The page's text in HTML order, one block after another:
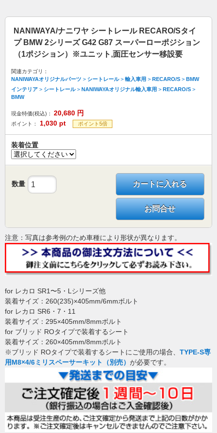
NANIWAYA/ナニワヤ シートレール RECARO/Sタイ
プ BMW 2シリーズ G42 G87 スーパーローポジション
（1ポジション）※ユニット,面圧センサー移設要
関連カテゴリ：
NANIWAYAオリジナルパーツ > シートレール> 輸入車用 > RECARO/S > BMW
インテリア > シートレール> NANIWAYAオリジナル輸入車用 > RECARO/S >
BMW
現金特価(税込)： 20,680 円
ポイント： 1,030 pt ポイント5倍
装着位置
数量 カートに入れる
お問合せ
注意：写真は参考例のため車種により形状が異なります。
for レカロ SR1〜5・Lシリーズ他
装着サイズ：260(235)×405mm/6mmボルト
for レカロ SR6・7・11
装着サイズ：295×405mm/8mmボルト
for ブリッド ROタイプで装着するシート
装着サイズ：260×405mm/8mmボルト
※ブリッド ROタイプで装着するシートにご使用の場合、 TYPE-S専
用M8×4/6ミリスペーサーキット（別売） が必要です。